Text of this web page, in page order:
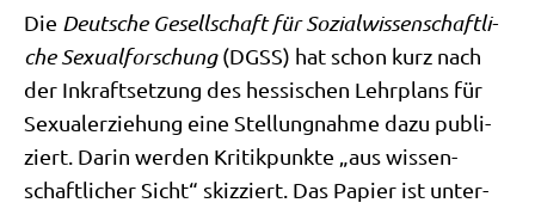
Die Deut­sche Gesell­schaft für Sozi­al­wis­sen­schaft­li­
che Sexu­al­for­schung(DGSS) hat schon kurz nach
der Inkraft­set­zung des hes­si­schen Lehr­plans für
Sexu­al­erzie­hung eine Stel­lung­nah­me dazu publi­
ziert. Dar­in wer­den Kri­tik­punk­te „aus wis­sen­
schaft­li­cher Sicht“ skiz­ziert. Das Papier ist unter­